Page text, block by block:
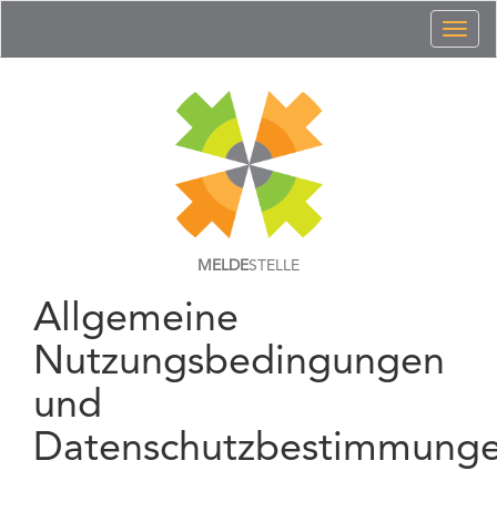
MELDESTELLE
Allgemeine
Nutzungsbedingungen
und